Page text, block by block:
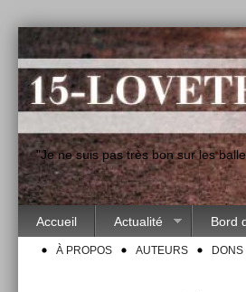
"Je ne suis pas très bon sur les
Accueil Actualité Bord
À PROPOS AUTEURS DONS